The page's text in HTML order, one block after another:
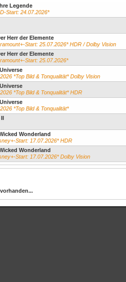
Legende
Start: 24.07.2026*
Herr der Elemente
Start: 25.07.2026* HDR / Dolby Vision
Herr der Elemente
Start: 25.07.2026*
*Top Bild & Tonqualität* Dolby Vision
*Top Bild & Tonqualität* HDR
*Top Bild & Tonqualität*
Wonderland
Start: 17.07.2026* HDR
Wonderland
Start: 17.07.2026* Dolby Vision